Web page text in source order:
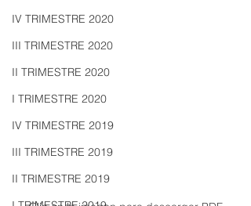
IV TRIMESTRE 2020
III TRIMESTRE 2020
II TRIMESTRE 2020
I TRIMESTRE 2020
IV TRIMESTRE 2019
III TRIMESTRE 2019
II TRIMESTRE 2019